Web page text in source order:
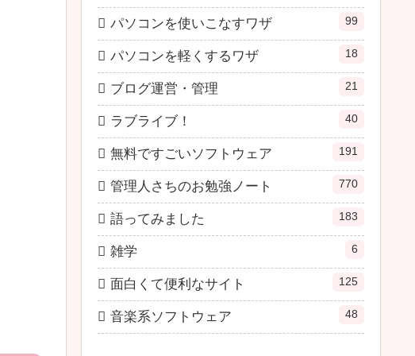
パソコンを使いこなすワザ 99
パソコンを軽くするワザ 18
ブログ運営・管理 21
ラブライブ！ 40
無料ですごいソフトウェア 191
管理人さちのお勉強ノート 770
語ってみました 183
雑学 6
面白くて便利なサイト 125
音楽系ソフトウェア 48